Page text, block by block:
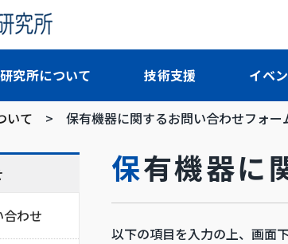
研究所について 技術支援 イベ
いて 保有機器に関するお問い合わせフォー
保有機器
以下の項目を入力の上、画面
わせ